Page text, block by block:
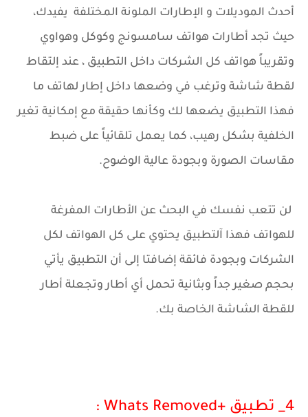
أحدث الموديلات و الإطارات الملونة المختلفة يفيدك،
حيث تجد أطارات هواتف سامسونج وكوكل وهواوي
وتقريباً هواتف كل الشركات داخل التطبيق ، عند إلتقاط
لقطة شاشة وترغب في وضعها داخل إطار لهاتف ما
فهذا التطبيق يضعها لك وكأنها حقيقة مع إمكانية تغير
الخلفية بشكل رهيب، كما يعمل تلقائياً على ضبط
مقاسات الصورة وبجودة عالية الوضوح.
لن تتعب نفسك في البحث عن الأطارات المفرغة
للهواتف فهذا آلتطبيق يحتوي على كل الهواتف لكل
الشركات وبجودة فائقة إضافتا إلى أن التطبيق يأتي
بحجم صغير جداً وبثانية تحمل أي أطار وتجعلة أطار
للقطة الشاشة الخاصة بك.
4_ تطبيق +Whats Removed :